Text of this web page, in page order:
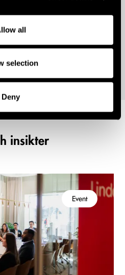
all
selection
Deny
insikter
Event